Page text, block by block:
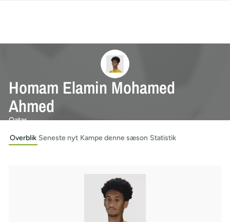
Homam Elamin Mohamed
Ahmed
Qatar
Overblik Seneste nyt Kampe denne sæson Statistik